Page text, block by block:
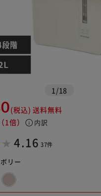
1 /18
(税込) 送料無料
（1倍） info 内訳
4.16 37件
リー